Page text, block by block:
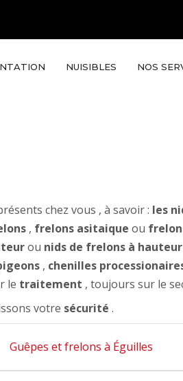
NUISIBLES NOS
chez vous , à savoir : les
, frelons asitaique ou
ou nids de frelons à
, chenilles
le traitement , toujours sur le
votre sécurité .
Guêpes et frelons à Éguilles